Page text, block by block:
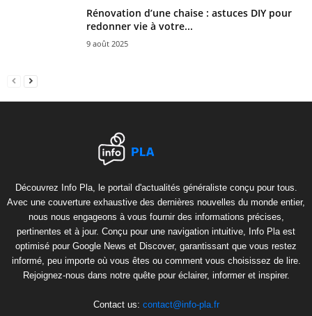
Rénovation d’une chaise : astuces DIY pour
redonner vie à votre...
9 août 2025
Découvrez Info Pla, le portail d'actualités généraliste conçu pour tous.
Avec une couverture exhaustive des dernières nouvelles du monde entier,
nous nous engageons à vous fournir des informations précises,
pertinentes et à jour. Conçu pour une navigation intuitive, Info Pla est
optimisé pour Google News et Discover, garantissant que vous restez
informé, peu importe où vous êtes ou comment vous choisissez de lire.
Rejoignez-nous dans notre quête pour éclairer, informer et inspirer.
Contact us: contact@info-pla.fr